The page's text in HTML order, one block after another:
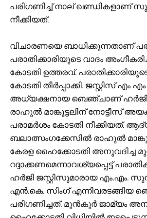
പരിഗണിച്ച് നാല് ഖണ്ഡികളാണ്
നീക്കിയത്.
വിചാരണയെ ബാധിക്കുന്നതാണ്
പരാതിക്കാരിയുടെ വാദം
കോടതി ഉത്തരവ്.
കോടതി തീര്‍പ്പാക്കി. ജസ്റ്റിസ് എം
അധ്യക്ഷനായ ബെഞ്ചാണ് ഹര്‍ജി
രാഹുല്‍ മാങ്കൂട്ടലിന് നോട്ടീസ്
പരാമര്‍ശം കോടതി നീക്കിയത്.
ബലാത്സംഗക്കേസില്‍ രാഹുല്‍
കേരള ഹൈക്കോടതി അനുവദിച്ച
റദ്ദാക്കണമെന്നാവശ്യപ്പെട്ട്
ഹര്‍ജി ജസ്റ്റിസുമാരായ എം.എം.
എന്‍.കെ. സിംഗ് എന്നിവരടങ്ങിയ
പരിഗണിച്ചത്. മുന്‍കൂര്‍ ജാമ്യം